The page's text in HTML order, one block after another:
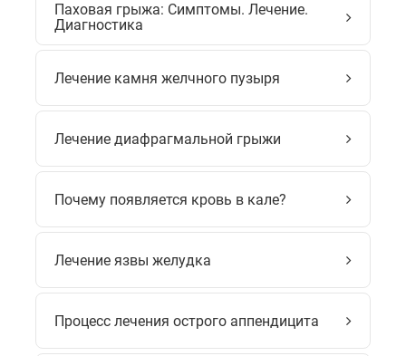
Паховая грыжа: Симптомы. Лечение.
Диагностика
Лечение камня желчного пузыря
Лечение диафрагмальной грыжи
Почему появляется кровь в кале?
Лечение язвы желудка
Процесс лечения острого аппендицита